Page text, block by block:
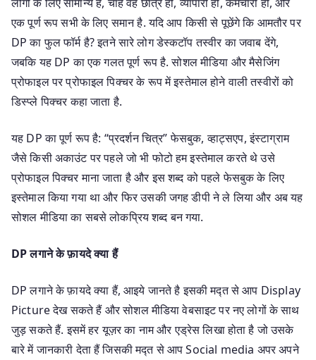
एक पूर्ण रूप सभी के लिए समान है. यदि आप किसी से पूछेंगे कि आमतौर पर
DP का फुल फॉर्म है? इतने सारे लोग डेस्कटॉप तस्वीर का जवाब देंगे,
जबकि यह DP का एक गलत पूर्ण रूप है. सोशल मीडिया और मैसेजिंग
प्रोफाइल पर प्रोफाइल पिक्चर के रूप में इस्तेमाल होने वाली तस्वीरों को
डिस्प्ले पिक्चर कहा जाता है.
यह DP का पूर्ण रूप है: “प्रदर्शन चित्र” फेसबुक, व्हाट्सएप, इंस्टाग्राम
जैसे किसी अकाउंट पर पहले जो भी फोटो हम इस्तेमाल करते थे उसे
प्रोफाइल पिक्चर माना जाता है और इस शब्द को पहले फेसबुक के लिए
इस्तेमाल किया गया था और फिर उसकी जगह डीपी ने ले लिया और अब यह
सोशल मीडिया का सबसे लोकप्रिय शब्द बन गया.
DP लगाने के फ़ायदे क्या हैं
DP लगाने के फ़ायदे क्या हैं, आइये जानते है इसकी मद्त से आप Display
Picture देख सकते हैं और सोशल मीडिया वेबसाइट पर नए लोगों के साथ
जुड़ सकते हैं. इसमें हर यूज़र का नाम और एड्रेस लिखा होता है जो उसके
बारे में जानकारी देता हैं जिसकी मद्त से आप Social media अपर अपने